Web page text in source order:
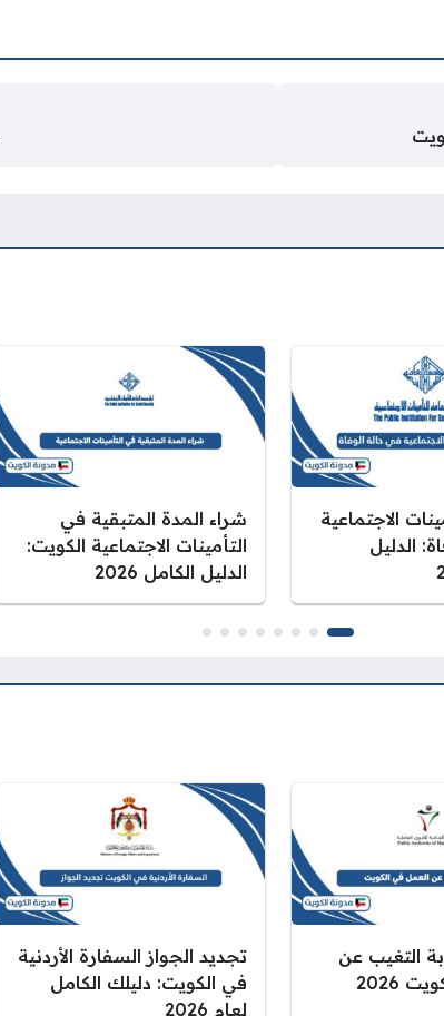
الاجتماعية
الدليل
شراء المدة المتبقية في
التأمينات الاجتماعية الكويت:
الدليل الكامل 2026
التغيب عن
2026
تجديد الجواز السفارة الأردنية
في الكويت: دليلك الكامل
لعام 2026